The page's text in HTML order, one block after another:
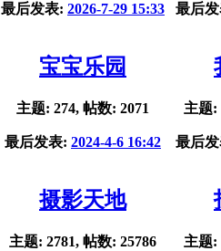
最后发表: 2026-7-29 15:33 最后
宝宝乐园
主题: 274, 帖数: 2071
最后发表: 2024-4-6 16:42
主题:
最后
摄影天地
主题: 2781, 帖数: 25786 主题: